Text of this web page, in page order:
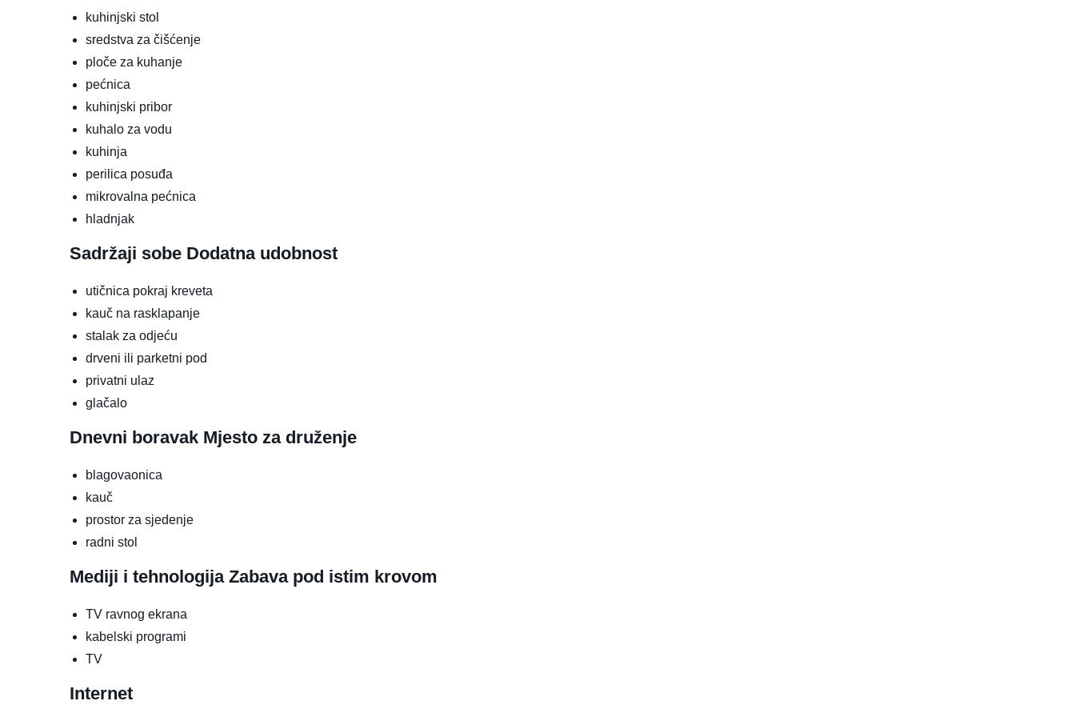
kuhinjski stol
sredstva za čišćenje
ploče za kuhanje
pećnica
kuhinjski pribor
kuhalo za vodu
kuhinja
perilica posuđa
mikrovalna pećnica
hladnjak
Sadržaji sobe Dodatna udobnost
utičnica pokraj kreveta
kauč na rasklapanje
stalak za odjeću
drveni ili parketni pod
privatni ulaz
glačalo
Dnevni boravak Mjesto za druženje
blagovaonica
kauč
prostor za sjedenje
radni stol
Mediji i tehnologija Zabava pod istim krovom
TV ravnog ekrana
kabelski programi
TV
Internet